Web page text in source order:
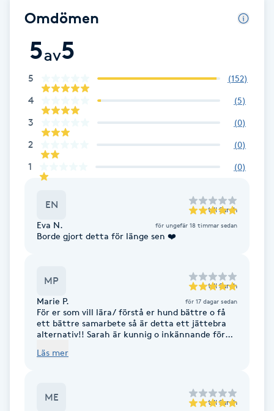
Fotsvamp
Fotvård
Fransar
Fransborttagning
Fransfärgning
Fransförlängning
Fransk manikyr
Fransrengöring
Frekvensterapi
Omdömen
5av5
5 (152)
4 (5)
3 (0)
2 (0)
1 (0)
EN till Sarah
Eva N. för ungefär 18 timmar sedan
Borde gjort detta för länge sen ❤️
MP till Sarah
Marie P. för 17 dagar sedan
För er som vill lära/ förstå er hund bättre o få
ett bättre samarbete så är detta ett jättebra
alternativ!! Sarah är kunnig o inkännande för
Läs mer
ME till Sarah